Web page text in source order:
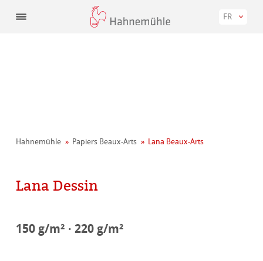
FR
Hahnemühle Papiers Beaux-Arts Lana Beaux-Arts
Lana Dessin
150 g/m² · 220 g/m²